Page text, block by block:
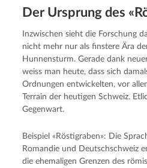
Der Ursprung des
Inzwischen sieht die Forschung
nicht mehr nur als finstere Ära
Hunnensturm. Gerade dank
weiss man heute, dass sich
Ordnungen entwickelten, vor
Terrain der heutigen Schweiz.
Gegenwart.
Beispiel «Röstigraben»: Die
Romandie und Deutschschweiz
die ehemaligen Grenzen des